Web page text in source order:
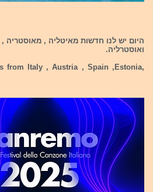
היום יש לנו חדשות מאיטליה , מאוסטריה
ואוסטרליה.
from Italy , Austria , Spain ,Estonia,